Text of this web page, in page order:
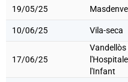
19/05/25
10/06/25 Vila-seca
17/06/25
Vandellòs
l'Infant